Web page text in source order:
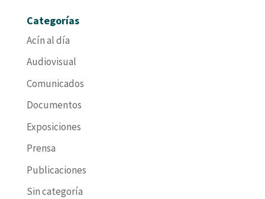
Categorías
Acín al día
Audiovisual
Comunicados
Documentos
Exposiciones
Prensa
Publicaciones
Sin categoría